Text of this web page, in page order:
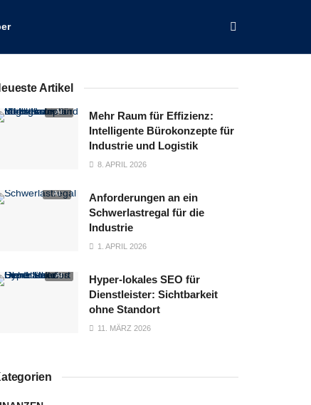
Artikel
Mehr Raum für Effizienz:
Intelligente Bürokonzepte für
Industrie und Logistik
8. APRIL 2026
Anforderungen an ein
Schwerlastregal für die
Industrie
1. APRIL 2026
Hyper‑lokales SEO für
Dienstleister: Sichtbarkeit
ohne Standort
11. MÄRZ 2026